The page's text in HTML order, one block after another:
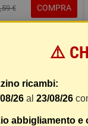
€ COMPRA
ASPIRAZIONE
ET4 96/98-125
⚠️
ricambi:
26 al 23/08/26
abbigliamento e